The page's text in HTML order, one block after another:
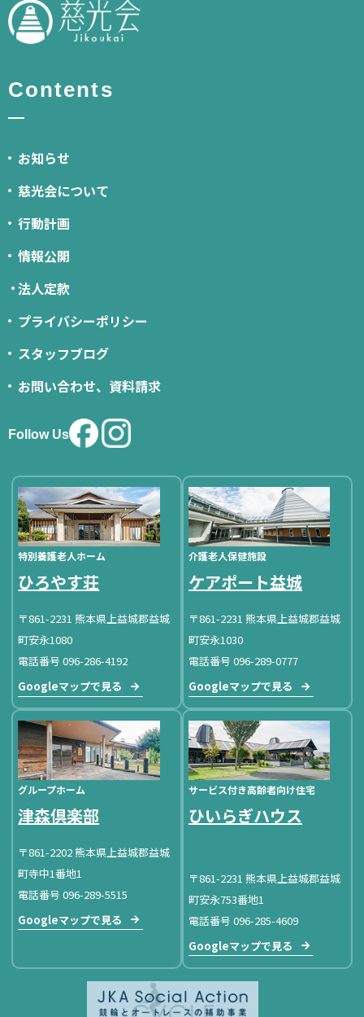
Contents
お知らせ
慈光会について
行動計画
情報公開
法人定款
プライバシーポリシー
スタッフブログ
お問い合わせ、資料請求
Follow Us
特別養護老人ホーム
ひろやす荘
〒861-2231 熊本県上益城郡益城
町安永1080
電話番号 096-286-4192
Googleマップで見る
介護老人保健施設
ケアポート益城
〒861-2231 熊本県上益城郡益城
町安永1030
電話番号 096-289-0777
Googleマップで見る
グループホーム
津森倶楽部
〒861-2202 熊本県上益城郡益城
町寺中1番地1
電話番号 096-289-5515
Googleマップで見る
サービス付き高齢者向け住宅
ひいらぎハウス
〒861-2231 熊本県上益城郡益城
町安永753番地1
電話番号 096-285-4609
Googleマップで見る